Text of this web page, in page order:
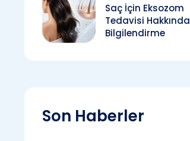
Saç İçin Eksozom
Tedavisi Hakkında
Bilgilendirme
Son Haberler